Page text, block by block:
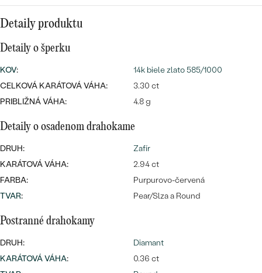
Najpredávanejšie
svadobné
obrúčky
PREZRIEŤ
DRAHOKAM
ZLATO
PLATINA
STRIEBRO
S DRAHOKAMAMI
S LAB GROWN DIAMANTMI
S PERLAMI
PERSONALIZOVANÉ
SYMBOLICKÉ
MINIMALISTICKÉ
PODĽA PRÍLEŽITOSTI
PODĽA FARBY
CENOVO DOSTUPNÉ
LUXUSNÉ
LUXUSNÉ
Detaily produktu
Detaily o šperku
KOV:
14k biele zlato 585/1000
CELKOVÁ KARÁTOVÁ VÁHA:
3.30 ct
PRIBLIŽNÁ VÁHA:
4.8 g
Detaily o osadenom drahokame
DRUH:
Zafír
KARÁTOVÁ VÁHA:
2.94 ct
FARBA:
Purpurovo-červená
TVAR: Pear/Slza a Round
Postranné drahokamy
DRUH:
Diamant
KARÁTOVÁ VÁHA:
0.36 ct